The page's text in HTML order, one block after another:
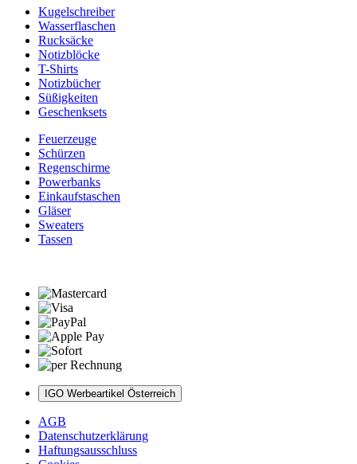
Kugelschreiber
Wasserflaschen
Rucksäcke
Notizblöcke
T-Shirts
Notizbücher
Süßigkeiten
Geschenksets
Feuerzeuge
Schürzen
Regenschirme
Powerbanks
Einkaufstaschen
Gläser
Sweaters
Tassen
IGO Werbeartikel Österreich
AGB
Datenschutzerklärung
Haftungsausschluss